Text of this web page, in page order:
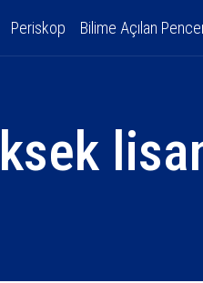
Periskop Bilime Açılan